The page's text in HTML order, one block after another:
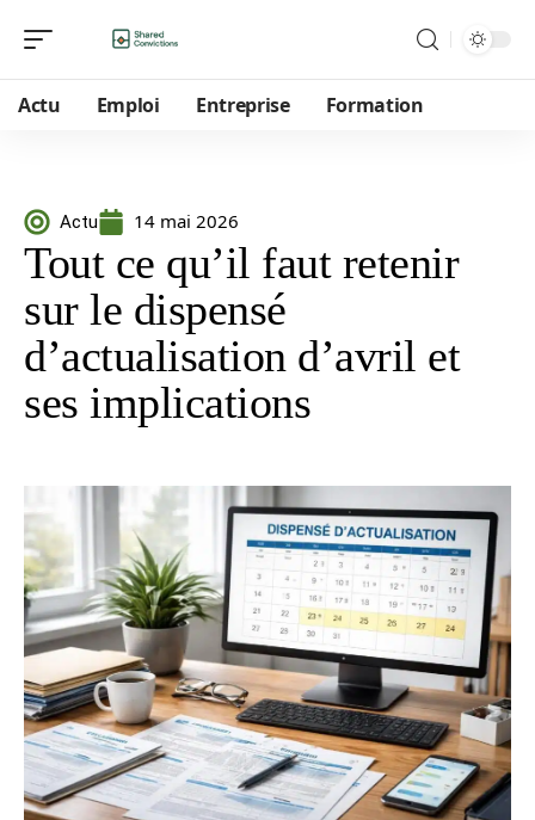
Actu Emploi Entreprise Formation
Actu 14 mai 2026
Tout ce qu’il faut retenir
sur le dispensé
d’actualisation d’avril et
ses implications